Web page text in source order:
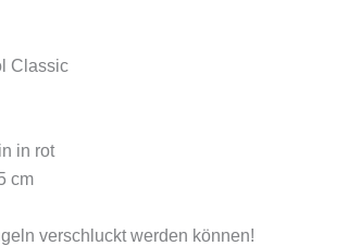
Classic
in rot
cm
verschluckt werden können!